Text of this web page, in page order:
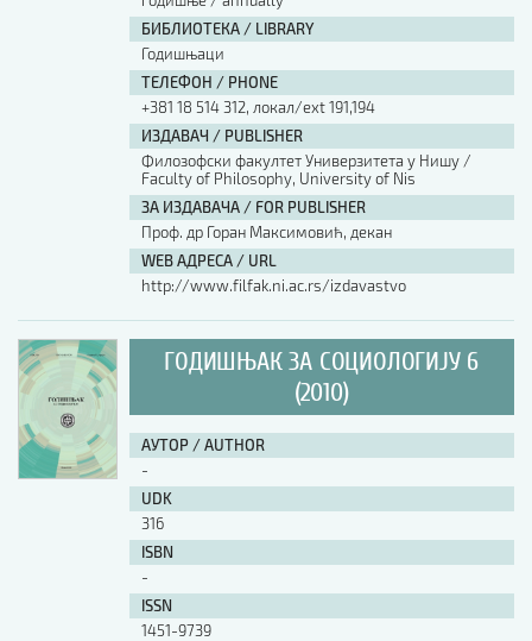
БИБЛИОТЕКА / LIBRARY
Годишњаци
ТЕЛЕФОН / PHONE
+381 18 514 312, локал/ext 191,194
ИЗДАВАЧ / PUBLISHER
Филозофски факултет Универзитета у Нишу /
Faculty of Philosophy, University of Nis
ЗА ИЗДАВАЧА / FOR PUBLISHER
Проф. др Горан Максимовић, декан
WEB АДРЕСА / URL
http://www.filfak.ni.ac.rs/izdavastvo
ГОДИШЊАК ЗА СОЦИОЛОГИЈУ 6
(2010)
АУТОР / AUTHOR
-
UDK
316
ISBN
-
ISSN
1451-9739